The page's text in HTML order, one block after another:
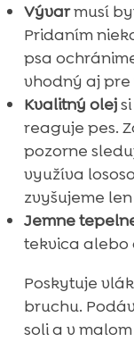
Vývarmusí
Pridaním
psa
vhodný aj pre
Kvalitný olejsi
reaguje pes.
pozorne
využíva
zvyšujeme
Jemne
tekvica alebo
Poskytuje
bruchu.
soli a v